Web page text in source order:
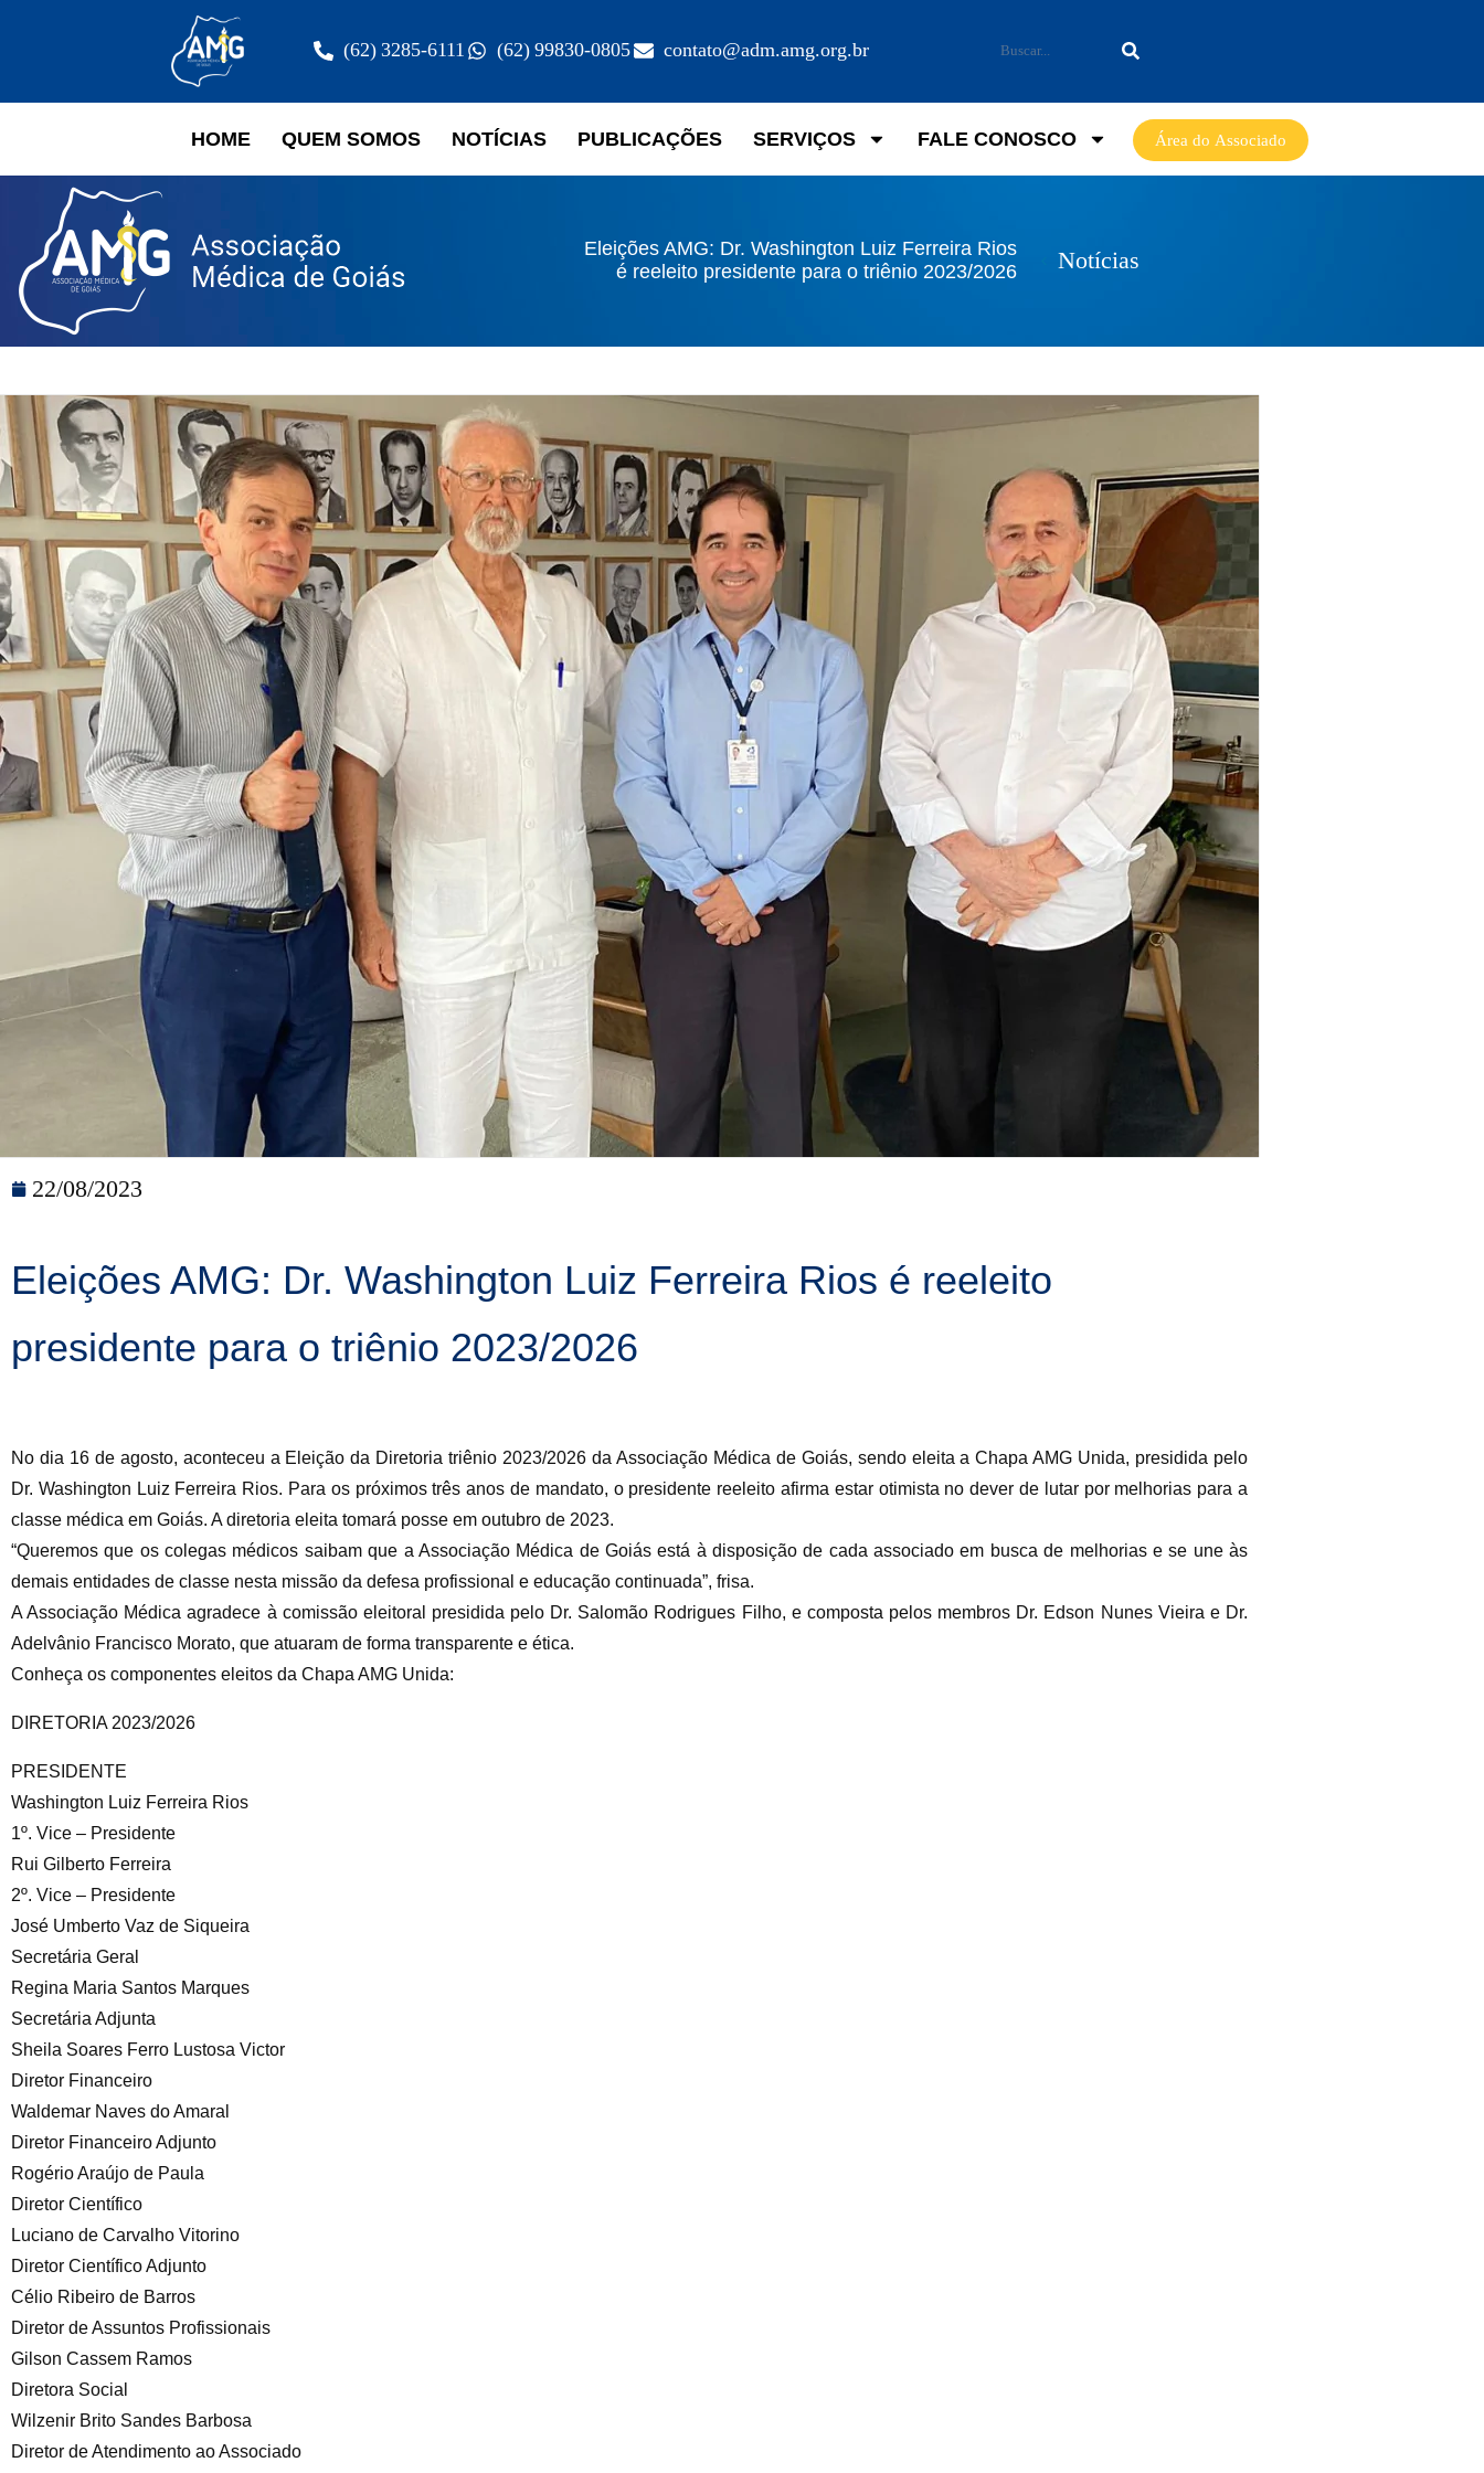
(62) 3285-6111 (62) 99830-0805 contato@adm.amg.org.br
HOME QUEM SOMOS NOTÍCIAS PUBLICAÇÕES SERVIÇOS FALE CONOSCO Área do Associado
Eleições AMG: Dr. Washington Luiz Ferreira Rios
é reeleito presidente para o triênio 2023/2026
Notícias
22/08/2023
Eleições AMG: Dr. Washington Luiz Ferreira Rios é reeleito
presidente para o triênio 2023/2026
No dia 16 de agosto, aconteceu a Eleição da Diretoria triênio 2023/2026 da Associação Médica de Goiás, sendo eleita a Chapa AMG Unida, presidida pelo
Dr. Washington Luiz Ferreira Rios. Para os próximos três anos de mandato, o presidente reeleito afirma estar otimista no dever de lutar por melhorias para a
classe médica em Goiás. A diretoria eleita tomará posse em outubro de 2023.
“Queremos que os colegas médicos saibam que a Associação Médica de Goiás está à disposição de cada associado em busca de melhorias e se une às
demais entidades de classe nesta missão da defesa profissional e educação continuada”, frisa.
A Associação Médica agradece à comissão eleitoral presidida pelo Dr. Salomão Rodrigues Filho, e composta pelos membros Dr. Edson Nunes Vieira e Dr.
Adelvânio Francisco Morato, que atuaram de forma transparente e ética.
Conheça os componentes eleitos da Chapa AMG Unida:
DIRETORIA 2023/2026
PRESIDENTE
Washington Luiz Ferreira Rios
1º. Vice – Presidente
Rui Gilberto Ferreira
2º. Vice – Presidente
José Umberto Vaz de Siqueira
Secretária Geral
Regina Maria Santos Marques
Secretária Adjunta
Sheila Soares Ferro Lustosa Victor
Diretor Financeiro
Waldemar Naves do Amaral
Diretor Financeiro Adjunto
Rogério Araújo de Paula
Diretor Científico
Luciano de Carvalho Vitorino
Diretor Científico Adjunto
Célio Ribeiro de Barros
Diretor de Assuntos Profissionais
Gilson Cassem Ramos
Diretora Social
Wilzenir Brito Sandes Barbosa
Diretor de Atendimento ao Associado